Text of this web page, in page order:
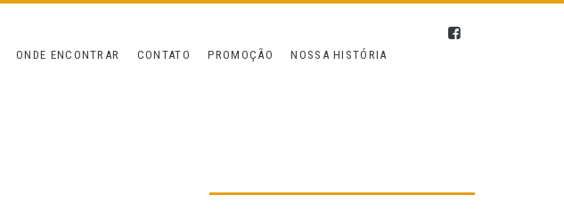
ONDE ENCONTRAR CONTATO PROMOÇÃO NOSSA HISTÓRIA